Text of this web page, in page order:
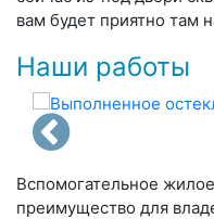
вам будет приятно там
Наши работы
Вспомогательное
преимущество для